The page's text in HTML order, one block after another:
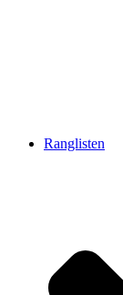
Ranglisten